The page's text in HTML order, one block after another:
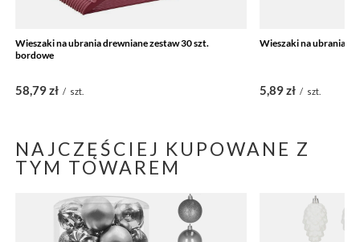
Wieszaki na ubrania drewniane zestaw 30 szt.
bordowe
58,79 zł / szt.
Wieszaki na ubrania
5,89 zł / szt.
NAJCZĘŚCIEJ KUPOWANE Z
TYM TOWAREM